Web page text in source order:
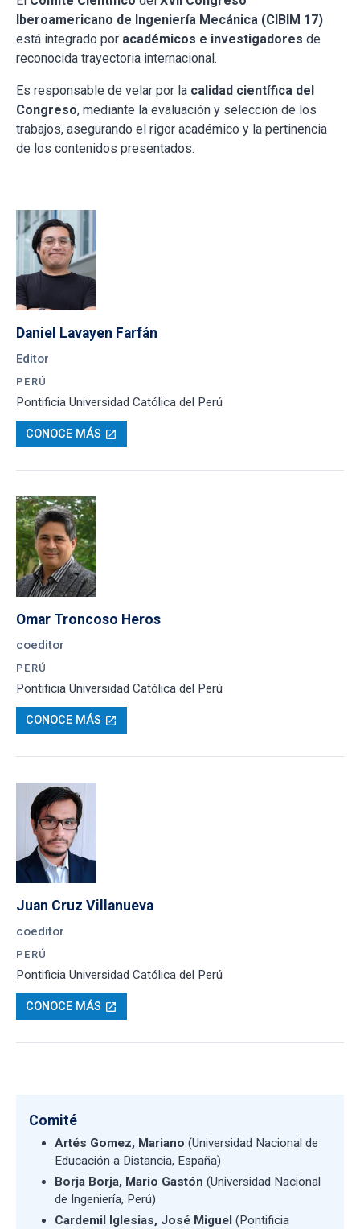
Iberoamericano de Ingeniería Mecánica (CIBIM 17)
está integrado por académicos e investigadores de
reconocida trayectoria internacional.
Es responsable de velar por la calidad científica del
Congreso, mediante la evaluación y selección de los
trabajos, asegurando el rigor académico y la pertinencia
de los contenidos presentados.
Daniel Lavayen Farfán
Editor
PERÚ
Pontificia Universidad Católica del Perú
CONOCE MÁS open_in_new
Omar Troncoso Heros
coeditor
PERÚ
Pontificia Universidad Católica del Perú
CONOCE MÁS open_in_new
Juan Cruz Villanueva
coeditor
PERÚ
Pontificia Universidad Católica del Perú
CONOCE MÁS open_in_new
Comité
Artés Gomez, Mariano (Universidad Nacional de
Educación a Distancia, España)
Borja Borja, Mario Gastón (Universidad Nacional
de Ingeniería, Perú)
Cardemil Iglesias, José Miguel (Pontificia